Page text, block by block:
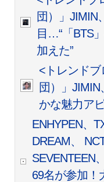
団）」JIMIN
目…“「BTS
加えた”
<トレンド
団）」
かな魅力ア
ENHYPEN、
DREAM、
SEVENTEEN
69名が参加！